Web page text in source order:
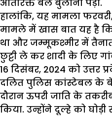
अतिरिक्त बल बुलाना पड़ा.
हालांकि, यह मामला
मामले में खास बात यह है
था और जम्मूकश्मीर में
छुट्टी ले कर शादी के लिए
16 दिसंबर, 2024 को
दलित पुलिस कांस्टेबल के
दौरान ऊपरी जाति के
किया. उन्होंने दूल्हे को